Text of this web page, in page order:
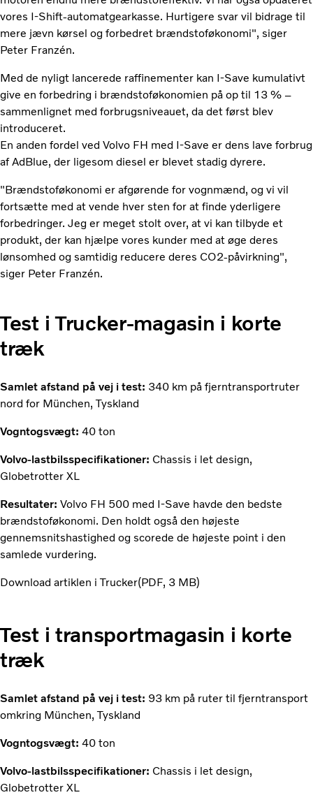
vores I-Shift-automatgearkasse. Hurtigere svar vil bidrage til
mere jævn kørsel og forbedret brændstoføkonomi", siger
Peter Franzén.
Med de nyligt lancerede raffinementer kan I-Save kumulativt
give en forbedring i brændstoføkonomien på op til 13 % –
sammenlignet med forbrugsniveauet, da det først blev
introduceret.
En anden fordel ved Volvo FH med I-Save er dens lave forbrug
af AdBlue, der ligesom diesel er blevet stadig dyrere.
"Brændstoføkonomi er afgørende for vognmænd, og vi vil
fortsætte med at vende hver sten for at finde yderligere
forbedringer. Jeg er meget stolt over, at vi kan tilbyde et
produkt, der kan hjælpe vores kunder med at øge deres
lønsomhed og samtidig reducere deres CO2-påvirkning",
siger Peter Franzén.
Test i Trucker-magasin i korte
træk
Samlet afstand på vej i test: 340 km på fjerntransportruter
nord for München, Tyskland
Vogntogsvægt: 40 ton
Volvo-lastbilsspecifikationer: Chassis i let design,
Globetrotter XL
Resultater: Volvo FH 500 med I-Save havde den bedste
brændstoføkonomi. Den holdt også den højeste
gennemsnitshastighed og scorede de højeste point i den
samlede vurdering.
Download artiklen i Trucker PDF 3 MB
Test i transportmagasin i korte
træk
Samlet afstand på vej i test: 93 km på ruter til fjerntransport
omkring München, Tyskland
Vogntogsvægt: 40 ton
Volvo-lastbilsspecifikationer: Chassis i let design,
Globetrotter XL